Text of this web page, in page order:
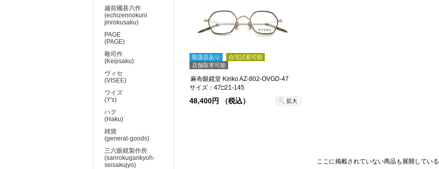
取扱店あり
自宅試着可能
店舗取寄可能
麻布眼鏡堂 Kiriko AZ-802-OVGD-47
サイズ：47□21-145
48,400円 （税込） 拡大
ここに掲載されていない商品も展開してい
越前國甚六作
(echizennokuni
jinrokusaku)
PAGE
(PAGE)
敬司作
(Keijisaku)
ヴィセ
(VISEE)
ワイズ
(Y's)
ハク
(Haku)
雑貨
(general-goods)
三六眼鏡製作所
(sanrokugankyoh-
seisakujyo)